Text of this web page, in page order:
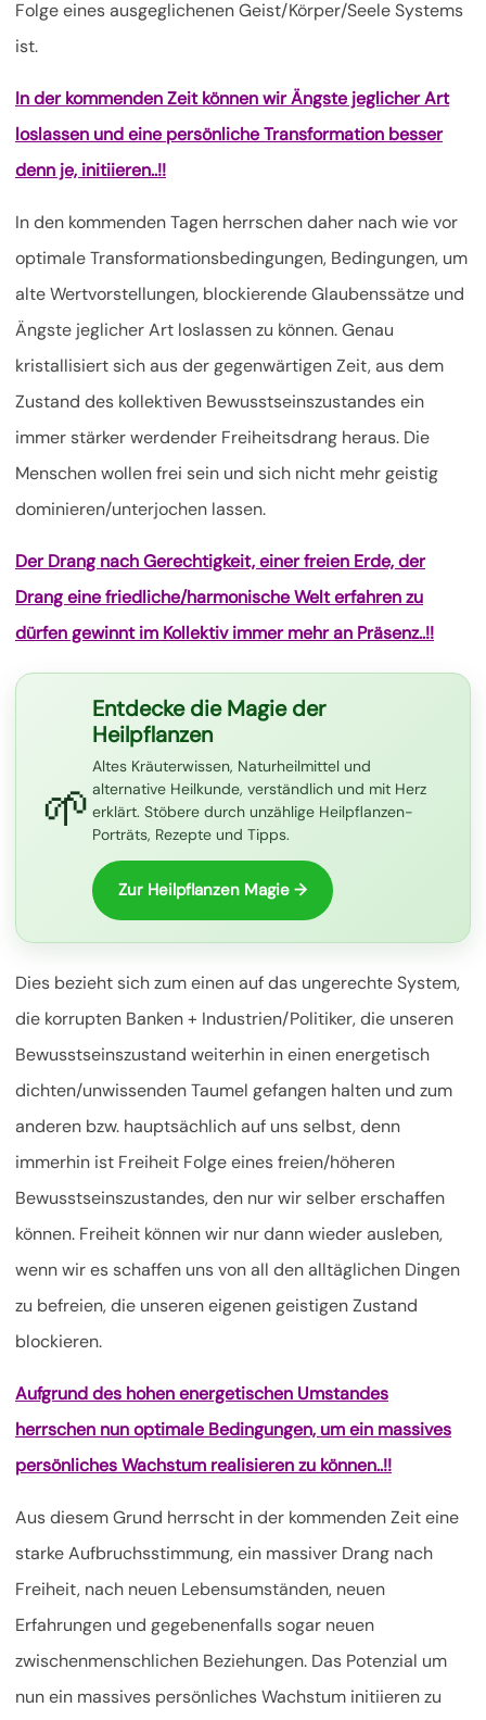
Folge eines ausgeglichenen Geist/Körper/Seele Systems
ist.
In der kommenden Zeit können wir Ängste jeglicher Art
loslassen und eine persönliche Transformation besser
denn je, initiieren..!!
In den kommenden Tagen herrschen daher nach wie vor
optimale Transformationsbedingungen, Bedingungen, um
alte Wertvorstellungen, blockierende Glaubenssätze und
Ängste jeglicher Art loslassen zu können. Genau
kristallisiert sich aus der gegenwärtigen Zeit, aus dem
Zustand des kollektiven Bewusstseinszustandes ein
immer stärker werdender Freiheitsdrang heraus. Die
Menschen wollen frei sein und sich nicht mehr geistig
dominieren/unterjochen lassen.
Der Drang nach Gerechtigkeit, einer freien Erde, der
Drang eine friedliche/harmonische Welt erfahren zu
dürfen gewinnt im Kollektiv immer mehr an Präsenz..!!
🌱
Entdecke die Magie der
Heilpflanzen
Altes Kräuterwissen, Naturheilmittel und
alternative Heilkunde, verständlich und mit Herz
erklärt. Stöbere durch unzählige Heilpflanzen-
Porträts, Rezepte und Tipps.
Zur Heilpflanzen Magie →
Dies bezieht sich zum einen auf das ungerechte System,
die korrupten Banken + Industrien/Politiker, die unseren
Bewusstseinszustand weiterhin in einen energetisch
dichten/unwissenden Taumel gefangen halten und zum
anderen bzw. hauptsächlich auf uns selbst, denn
immerhin ist Freiheit Folge eines freien/höheren
Bewusstseinszustandes, den nur wir selber erschaffen
können. Freiheit können wir nur dann wieder ausleben,
wenn wir es schaffen uns von all den alltäglichen Dingen
zu befreien, die unseren eigenen geistigen Zustand
blockieren.
Aufgrund des hohen energetischen Umstandes
herrschen nun optimale Bedingungen, um ein massives
persönliches Wachstum realisieren zu können..!!
Aus diesem Grund herrscht in der kommenden Zeit eine
starke Aufbruchsstimmung, ein massiver Drang nach
Freiheit, nach neuen Lebensumständen, neuen
Erfahrungen und gegebenenfalls sogar neuen
zwischenmenschlichen Beziehungen. Das Potenzial um
nun ein massives persönliches Wachstum initiieren zu